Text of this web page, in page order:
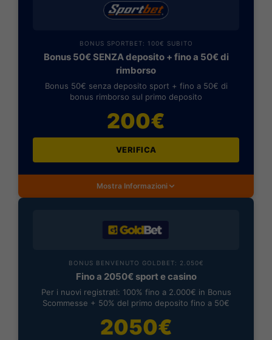
BONUS SPORTBET: 100€ SUBITO
Bonus 50€ SENZA deposito + fino a 50€ di
rimborso
Bonus 50€ senza deposito sport + fino a 50€ di
bonus rimborso sul primo deposito
200€
VERIFICA
Mostra Informazioni
BONUS BENVENUTO GOLDBET: 2.050€
Fino a 2050€ sport e casino
Per i nuovi registrati: 100% fino a 2.000€ in Bonus
Scommesse + 50% del primo deposito fino a 50€
2050€